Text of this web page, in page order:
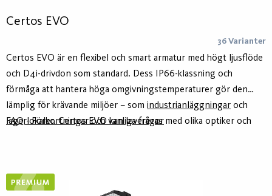
Certos EVO
36 Varianter
Certos EVO är en flexibel och smart armatur med högt ljusflöde
och D4i-drivdon som standard. Dess IP66-klassning och
förmåga att hantera höga omgivningstemperaturer gör den
lämplig för krävande miljöer – som industrianläggningar och
lagerlokaler. Certos EVO kan levereras med olika optiker och
FAQ - Förkortningar och vanliga frågor